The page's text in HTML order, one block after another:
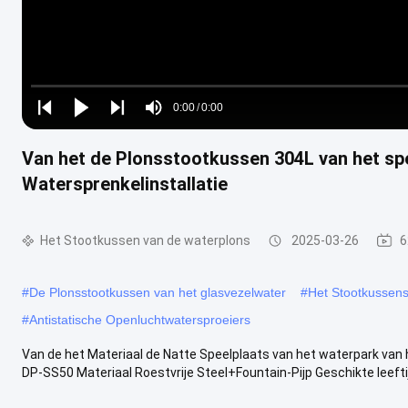
Play
Play
Play
Mute
Time
0:00/0:00
Loaded:
0%
Van het de Plonsstootkussen 304L van het
Watersprenkelinstallatie
Het Stootkussen van de waterplons 2025-03-26
#De Plonsstootkussen van het glasvezelwater #Het
#Antistatische Openluchtwatersproeiers
Van de het Materiaal de Natte Speelplaats van het waterpark
DP-SS50 Materiaal Roestvrije Steel+Fountain-Pijp Geschikte